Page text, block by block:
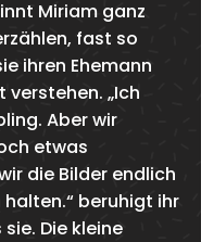
Miriam ganz
fast so
ihren Ehemann
verstehen. „Ich
Aber wir
etwas
die Bilder endlich
halten.“ beruhigt ihr
Die kleine